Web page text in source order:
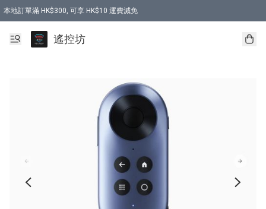
本地訂單滿 HK$300, 可享 HK$10 運費減免
購買 7.6V 6500mah 70C 電池 送 7.6V USB充電器
遙控坊